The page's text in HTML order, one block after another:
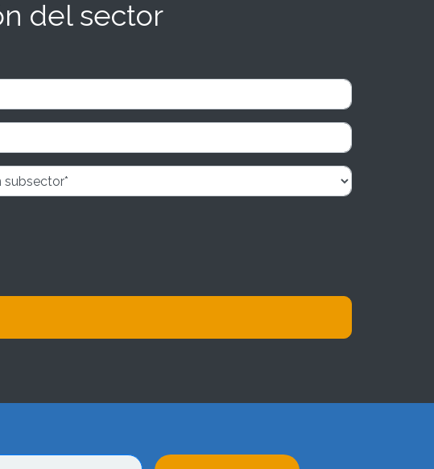
del sector